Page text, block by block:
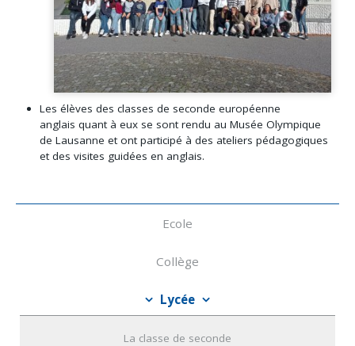
Les élèves des classes de seconde européenne
anglais quant à eux se sont rendu au Musée Olympique
de Lausanne et ont participé à des ateliers pédagogiques
et des visites guidées en anglais.
Navigation
Ecole
Collège
Lycée
La classe de seconde